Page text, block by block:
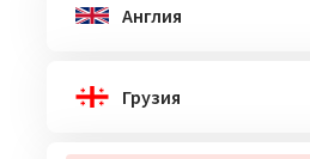
Англия
Грузия